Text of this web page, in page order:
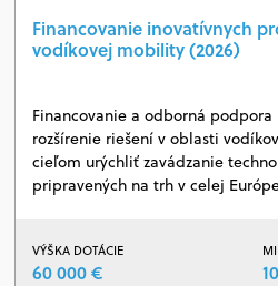
Financovanie inovatívnych
vodíkovej mobility (2026)
Financovanie a odborná
rozšírenie riešení v oblasti
cieľom urýchliť zavádzanie
pripravených na trh v celej
VÝŠKA DOTÁCIE
60 000 €